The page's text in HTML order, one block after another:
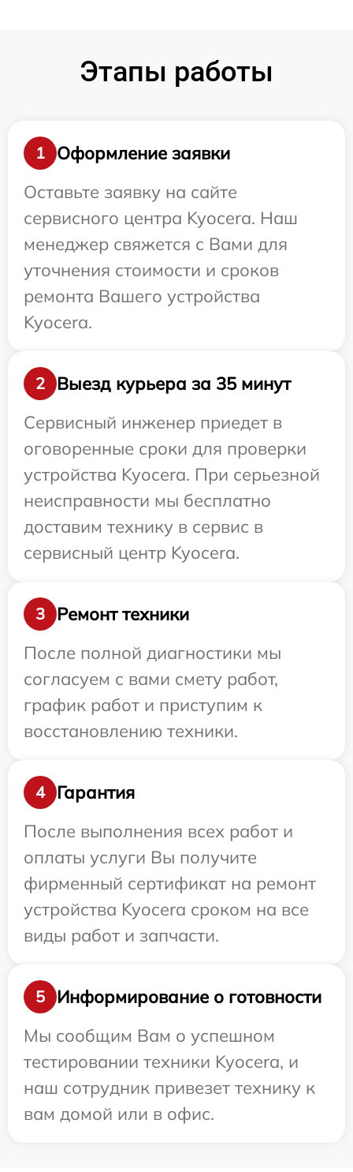
Этапы работы
1
Оформление заявки
Оставьте заявку на сайте
сервисного центра Kyocera. Наш
менеджер свяжется с Вами для
уточнения стоимости и сроков
ремонта Вашего устройства
Kyocera.
2
Выезд курьера за 35 минут
Сервисный инженер приедет в
оговоренные сроки для проверки
устройства Kyocera. При серьезной
неисправности мы бесплатно
доставим технику в сервис в
сервисный центр Kyocera.
3
Ремонт техники
После полной диагностики мы
согласуем с вами смету работ,
график работ и приступим к
восстановлению техники.
4
Гарантия
После выполнения всех работ и
оплаты услуги Вы получите
фирменный сертификат на ремонт
устройства Kyocera сроком на все
виды работ и запчасти.
5
Информирование о готовности
Мы сообщим Вам о успешном
тестировании техники Kyocera, и
наш сотрудник привезет технику к
вам домой или в офис.